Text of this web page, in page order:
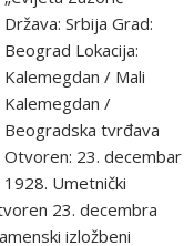
Država: Srbija Grad:
Beograd Lokacija:
Kalemegdan / Mali
Kalemegdan /
Beogradska tvrđava
Otvoren: 23. decembar
1928. Umetnički
23. decembra
izložbeni